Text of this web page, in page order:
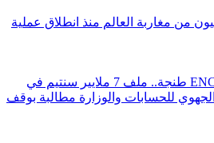
أزيد من 2,7 مليون من مغاربة العالم منذ انطلاق عملية
توتر لا ينتهي داخل ENCG طنجة.. ملف 7 ملايير سنتيم في
للحسابات والوزارة مطالبة بوقف